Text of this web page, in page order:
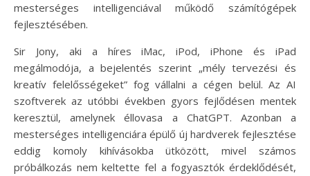
mesterséges intelligenciával működő számítógépek
fejlesztésében.
Sir Jony, aki a híres iMac, iPod, iPhone és iPad
megálmodója, a bejelentés szerint „mély tervezési és
kreatív felelősségeket” fog vállalni a cégen belül. Az AI
szoftverek az utóbbi években gyors fejlődésen mentek
keresztül, amelynek éllovasa a ChatGPT. Azonban a
mesterséges intelligenciára épülő új hardverek fejlesztése
eddig komoly kihívásokba ütközött, mivel számos
próbálkozás nem keltette fel a fogyasztók érdeklődését,